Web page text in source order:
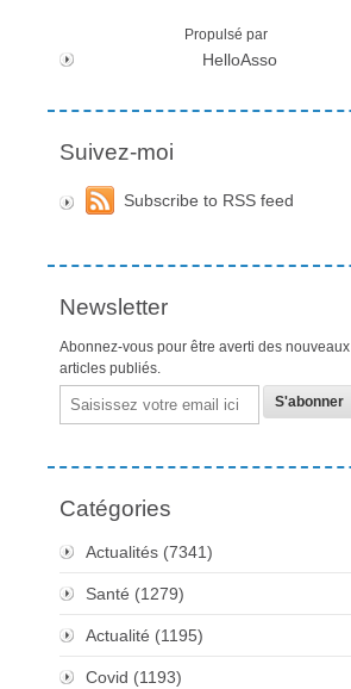
Propulsé par
HelloAsso
Suivez-moi
Subscribe to RSS feed
Newsletter
Abonnez-vous pour être averti des nouveaux
articles publiés.
Email
Catégories
Actualités (7341)
Santé (1279)
Actualité (1195)
Covid (1193)